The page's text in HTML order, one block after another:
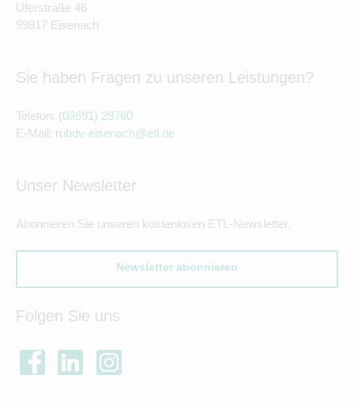
Uferstraße 46
99817 Eisenach
Sie haben Fragen zu unseren Leistungen?
Telefon: (03691) 29760
E-Mail: rubdv-eisenach@etl.de
Unser Newsletter
Abonnieren Sie unseren kostenlosen ETL-Newsletter.
Newsletter abonnieren
Folgen Sie uns